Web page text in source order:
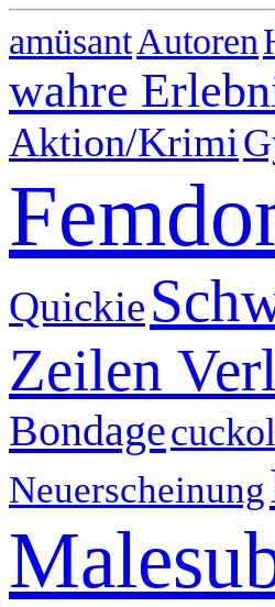
amüsantAutoren
wahre
Aktion/Krimi
Quickie
Zeilen
Bondage
Neuerscheinung